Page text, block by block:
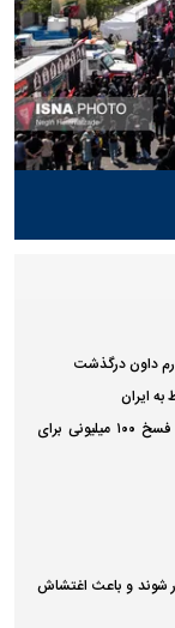
داون درگذشت
ایران
عجیب و باورنکردنی از توافق رضاییان با استقلال | فسخ ۱۰۰ میلیونی برای
شوند و باعث اغتشاش